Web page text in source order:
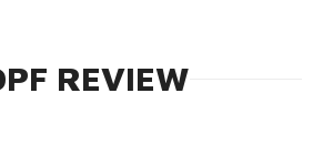
REVIEW